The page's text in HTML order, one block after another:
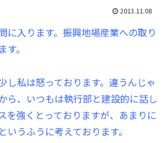
2013.11.08
に入ります。振興地場産業への取り
。
し私は怒っております。違うんじゃ
ら、いつもは執行部と建設的に話し
を強くとっておりますが、あまりに
いうふうに考えております。